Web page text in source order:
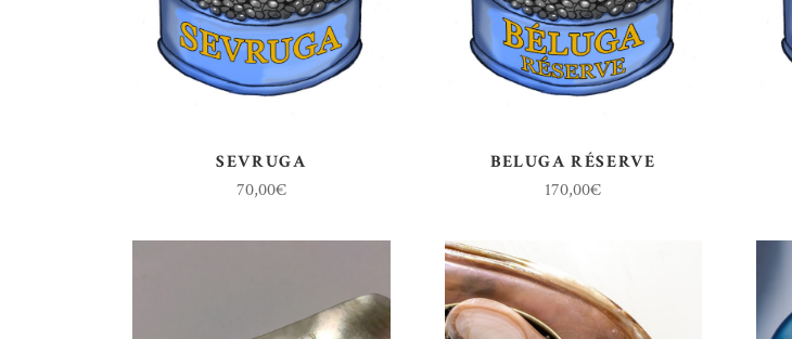
SEVRUGA
70,00€
BELUGA RÉSERVE
170,00€